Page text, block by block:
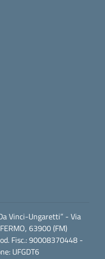
Vinci-Ungaretti” - Via
63900 (FM)
Fisc.: 90008370448 -
UFGDT6